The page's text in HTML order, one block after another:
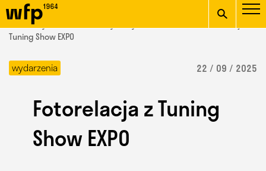
Oficjalna witryna
Wydziału Form
Przemysłowych ASP w
Krakowie
wpisz szukaną frazę
/ Wydział Form Przemysłowych /
Tuning Show EXPO
wydarzenia 22 / 09 / 2025
Fotorelacja z Tuning
Show EXPO